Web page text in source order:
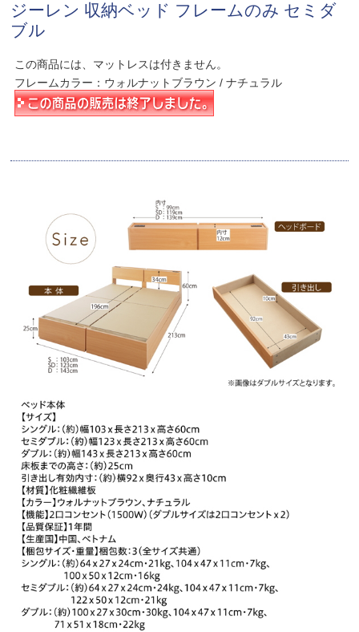
ジーレン 収納ベッド フレームのみ セミダ
ブル
この商品には、マットレスは付きません。
フレームカラー：ウォルナットブラウン / ナチュラル